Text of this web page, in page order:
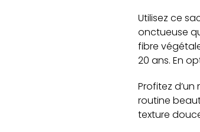
Utilisez ce
onctueuse
fibre
20 ans. En
Profitez
routine
texture